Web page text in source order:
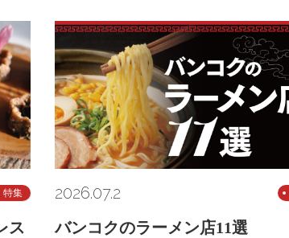
特集
ス
2026.07.2
バンコクのラーメン店11選